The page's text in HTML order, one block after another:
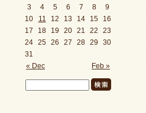
« Dec Feb »
3
4 5 6 7 8
9
10
11 12 13 14 15
16
17
18 19 20 21 22
23
24 25 26 27 28 29
30
31